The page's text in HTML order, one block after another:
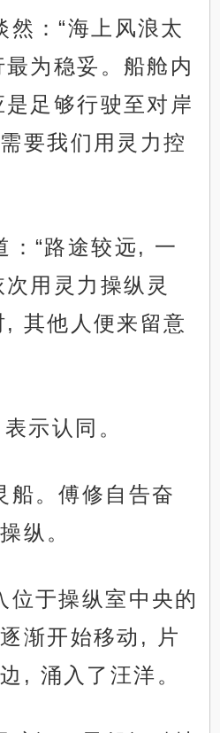
然：“海上风浪太
为稳妥。船舱内
足够行驶至对岸
要我们用灵力控
：“路途较远, 一
用灵力操纵灵
其他人便来留意
示认同。
船。傅修自告奋
纵。
位于操纵室中央的
渐开始移动, 片
, 涌入了汪洋。